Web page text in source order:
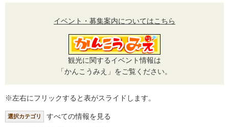
イベント・募集案内についてはこちら
観光に関するイベント情報は
「かんこうみえ」をご覧ください。
※左右にフリックすると表がスライドします。
選択カテゴリ すべての情報を見る